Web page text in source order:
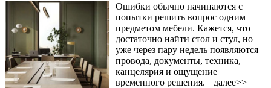
Ошибки обычно начинаются с
попытки решить вопрос одним
предметом мебели. Кажется, что
достаточно найти стол и стул, но
уже через пару недель появляются
провода, документы, техника,
канцелярия и ощущение
временного решения.
далее>>